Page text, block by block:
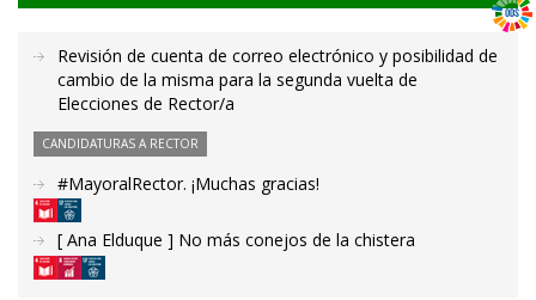
Revisión de cuenta de correo electrónico y posibilidad de
cambio de la misma para la segunda vuelta de
Elecciones de Rector/a
CANDIDATURAS A RECTOR
#MayoralRector. ¡Muchas gracias!
[ Ana Elduque ] No más conejos de la chistera